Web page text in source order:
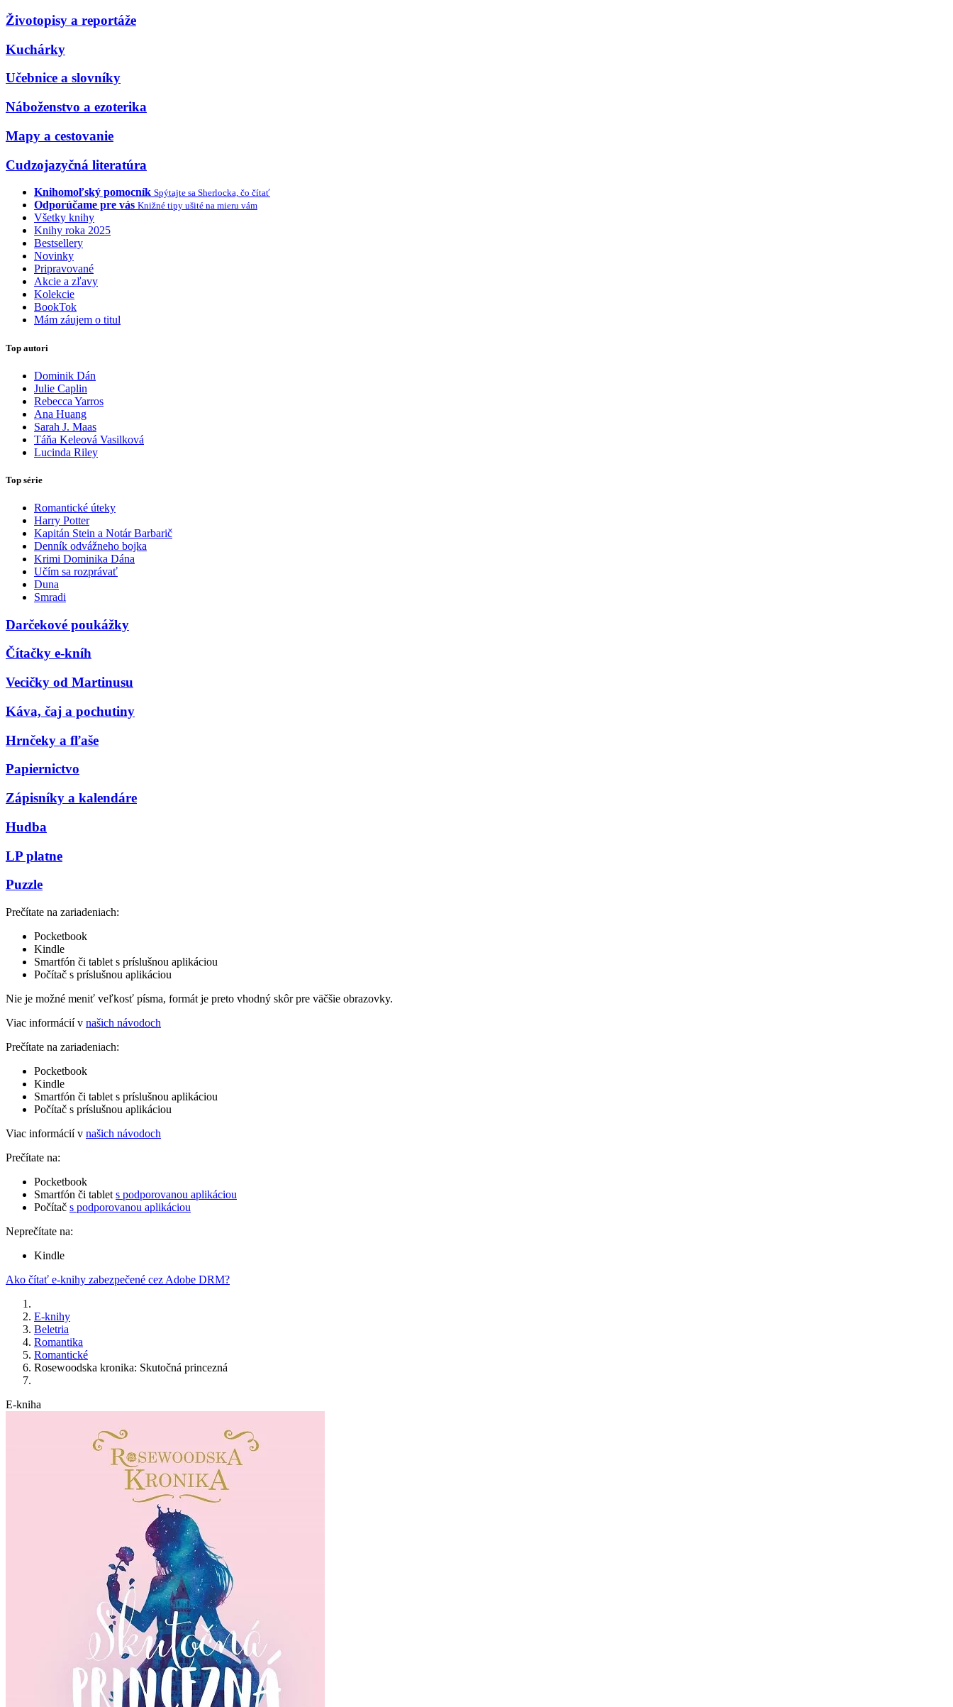
Životopisy a reportáže
Kuchárky
Učebnice a slovníky
Náboženstvo a ezoterika
Mapy a cestovanie
Cudzojazyčná literatúra
Knihomoľský pomocník Spýtajte sa Sherlocka, čo čítať
Odporúčame pre vás Knižné tipy ušité na mieru vám
Všetky knihy
Knihy roka 2025
Bestsellery
Novinky
Pripravované
Akcie a zľavy
Kolekcie
BookTok
Mám záujem o titul
Top autori
Dominik Dán
Julie Caplin
Rebecca Yarros
Ana Huang
Sarah J. Maas
Táňa Keleová Vasilková
Lucinda Riley
Top série
Romantické úteky
Harry Potter
Kapitán Stein a Notár Barbarič
Denník odvážneho bojka
Krimi Dominika Dána
Učím sa rozprávať
Duna
Smradi
Darčekové poukážky
Čítačky e-kníh
Vecičky od Martinusu
Káva, čaj a pochutiny
Hrnčeky a fľaše
Papiernictvo
Zápisníky a kalendáre
Hudba
LP platne
Puzzle
Prečítate na zariadeniach:
Pocketbook
Kindle
Smartfón či tablet s príslušnou aplikáciou
Počítač s príslušnou aplikáciou
Nie je možné meniť veľkosť písma, formát je preto vhodný skôr pre väčšie obrazovky.
Viac informácií v našich návodoch
Prečítate na zariadeniach:
Pocketbook
Kindle
Smartfón či tablet s príslušnou aplikáciou
Počítač s príslušnou aplikáciou
Viac informácií v našich návodoch
Prečítate na:
Pocketbook
Smartfón či tablet s podporovanou aplikáciou
Počítač s podporovanou aplikáciou
Neprečítate na:
Kindle
Ako čítať e-knihy zabezpečené cez Adobe DRM?
E-knihy
Beletria
Romantika
Romantické
Rosewoodska kronika: Skutočná princezná
E-kniha